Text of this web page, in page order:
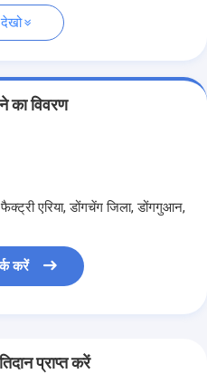
का विवरण
एरिया, डोंगचेंग जिला, डोंगगुआन,
करें
प्राप्त करें